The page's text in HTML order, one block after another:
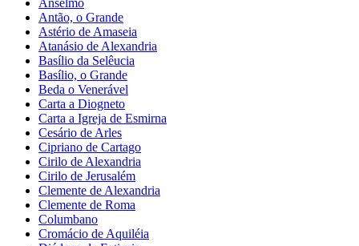
Antão, o Grande
Astério de Amaseia
Atanásio de Alexandria
Basílio da Selêucia
Basílio, o Grande
Beda o Venerável
Carta a Diogneto
Carta a Igreja de Esmirna
Cesário de Arles
Cipriano de Cartago
Cirilo de Alexandria
Cirilo de Jerusalém
Clemente de Alexandria
Clemente de Roma
Columbano
Cromácio de Aquiléia